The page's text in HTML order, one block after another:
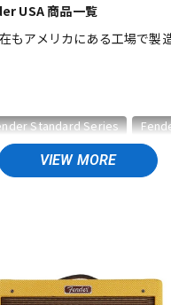
オンラ レ
USA 商品一覧
アメリカにある工場で製
Standard Series
ター・TLタイプ エレキギ